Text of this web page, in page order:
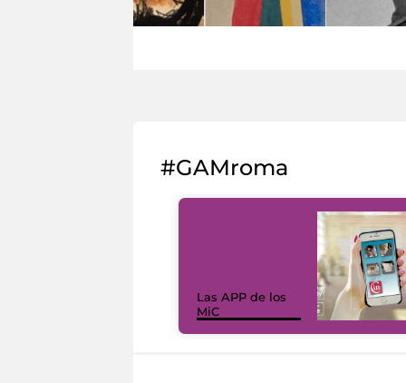
#GAMroma
Las APP de los
MiC